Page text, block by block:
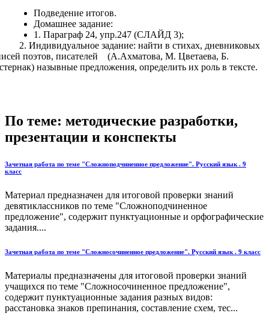
Подведение итогов.
Домашнее задание:
1. Параграф 24, упр.247 (СЛАЙД 3);
2. Индивидуальное задание: найти в стихах, дневниковых
поэтов, писателей (А.Ахматова, М. Цветаева, Б.
назывные предложения, определить их роль в тексте.
По теме: методические разработки,
презентации и конспекты
Зачетная работа по теме "Сложноподчиненное предложение". Русский язык . 9
класс
Материал предназначен для итоговой проверки знаний
девятиклассников по теме "Сложноподчиненное
предложение", содержит пунктуационные и орфографические
задания....
Зачетная работа по теме "Сложносочиненное предложение". Русский язык . 9 класс
Материалы предназначены для итоговой проверки знаний
учащихся по теме "Сложносочиненное предложение",
содержит пунктуационные задания разных видов:
расстановка знаков препинания, составление схем, тес...